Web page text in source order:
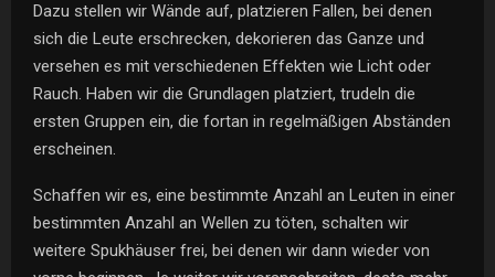
Dazu stellen wir Wände auf, platzieren Fallen, bei denen
sich die Leute erschrecken, dekorieren das Ganze und
versehen es mit verschiedenen Effekten wie Licht oder
Rauch. Haben wir die Grundlagen platziert, trudeln die
ersten Gruppen ein, die fortan in regelmäßigen Abständen
erscheinen.
Schaffen wir es, eine bestimmte Anzahl an Leuten in einer
bestimmten Anzahl an Wellen zu töten, schalten wir
weitere Spukhäuser frei, bei denen wir dann wieder von